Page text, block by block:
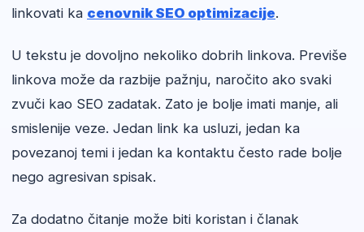
linkovati ka cenovnik SEO optimizacije.
U tekstu je dovoljno nekoliko dobrih linkova. Previše
linkova može da razbije pažnju, naročito ako svaki
zvuči kao SEO zadatak. Zato je bolje imati manje, ali
smislenije veze. Jedan link ka usluzi, jedan ka
povezanoj temi i jedan ka kontaktu često rade bolje
nego agresivan spisak.
Za dodatno čitanje može biti koristan i članak